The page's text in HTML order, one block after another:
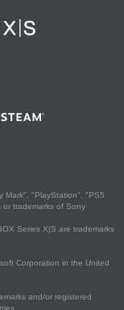
Mark", "PlayStation", "PS5
trademarks of Sony
Series X|S are trademarks
Corporation in the United
and/or registered